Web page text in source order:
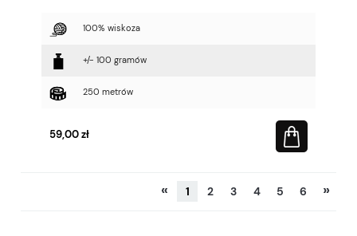
100% wiskoza
+/- 100 gramów
250 metrów
59,00 zł
« 1 2 3 4 5 6 »